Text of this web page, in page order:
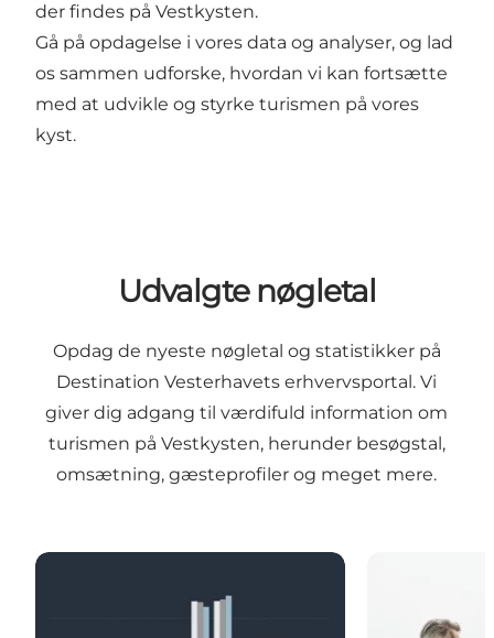
der findes på Vestkysten.
Gå på opdagelse i vores data og analyser, og lad
os sammen udforske, hvordan vi kan fortsætte
med at udvikle og styrke turismen på vores
kyst.
Udvalgte nøgletal
Opdag de nyeste nøgletal og statistikker på
Destination Vesterhavets erhvervsportal. Vi
giver dig adgang til værdifuld information om
turismen på Vestkysten, herunder besøgstal,
omsætning, gæsteprofiler og meget mere.
Overnatningstal ved Destination Vesterhavet